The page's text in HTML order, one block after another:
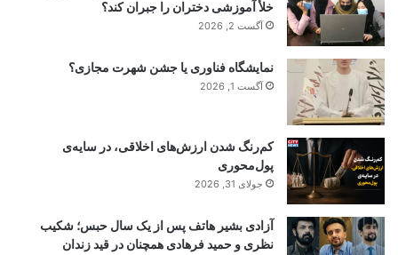
خلأ آموزشی دختران را جبران کند؟
آگست 2, 2026
نمایشگاه فناوری یا جشن شهرت مجازی؟
آگست 1, 2026
کم‌رنگ شدن ارزش‌های اخلاقی، در سایه‌ی
پول‌محوری
جولای 31, 2026
آزادی بشیر هاتف پس از یک سال حبس؛ شکیب
نظری و حمید فرهادی همچنان در قید زندان